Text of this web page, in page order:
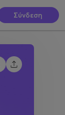
Σύνδεση